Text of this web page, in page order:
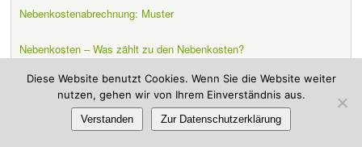
Nebenkostenabrechnung: Muster
Nebenkosten – Was zählt zu den Nebenkosten?
Verjährungsfrist für die Nebenkostenabrechnung
Mieterhöhung: 4 Musterschreiben (kostenlose Vorlagen)
Diese Website benutzt Cookies. Wenn Sie die Website weiter
nutzen, gehen wir von Ihrem Einverständnis aus.
Verstanden Zur Datenschutzerklärung